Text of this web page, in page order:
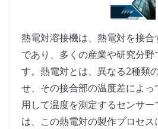
熱電対溶接機は、熱電対を接
であり、多くの産業や研究分野
す。熱電対とは、異なる2種類
せ、その接合部の温度差によ
用して温度を測定するセンサ
は、この熱電対の製作プロセ